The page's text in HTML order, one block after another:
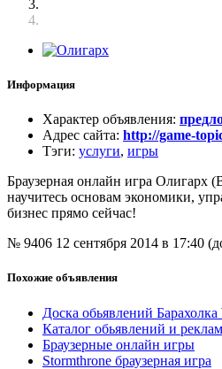
Информация
Характер объявления:
Адрес сайта: http://game-
Тэги: услуги, игры
Браузерная онлайн игра Олигарх
научитесь основам экономики,
бизнес прямо сейчас!
№ 9406 12 сентября 2014 в 17:40
Похожие объявления
Доска обьявлений Барахолка
Каталог обьявлений и
Браузерные онлайн игры
Stormthrone браузерная игра